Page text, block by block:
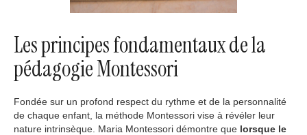
Les principes fondamentaux de la
pédagogie Montessori
Fondée sur un profond respect du rythme et de la personnalité
de chaque enfant, la méthode Montessori vise à révéler leur
nature intrinsèque. Maria Montessori démontre que lorsque le